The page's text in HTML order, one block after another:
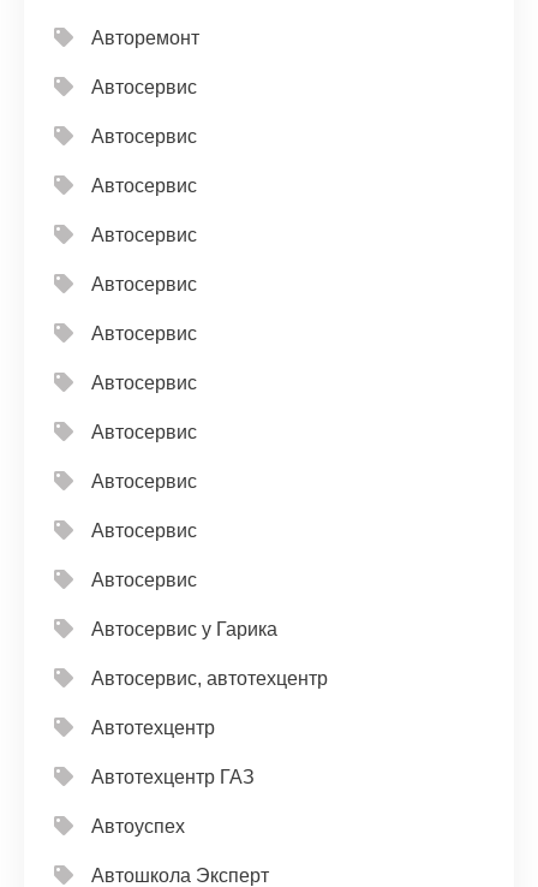
Авторемонт
Автосервис
Автосервис
Автосервис
Автосервис
Автосервис
Автосервис
Автосервис
Автосервис
Автосервис
Автосервис
Автосервис
Автосервис у Гарика
Автосервис, автотехцентр
Автотехцентр
Автотехцентр ГАЗ
Автоуспех
Автошкола Эксперт